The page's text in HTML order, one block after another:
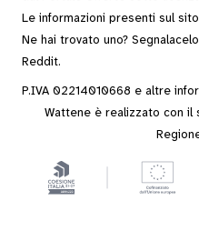
Le informazioni presenti sul
Ne hai trovato uno?
Reddit.
P.IVA 02214010668 e altre
Wattene è realizzato con il